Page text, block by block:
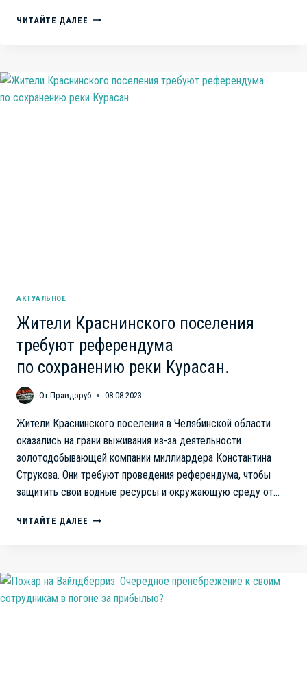
ЧИТАЙТЕ ДАЛЕЕ НЕДОСТАТКИ
КРИТИКОВ
НАТАЛЬИ
АКТУАЛЬНОЕ
Жители Краснинского поселения
требуют референдума
по сохранению реки Курасан.
От Правдоруб 08.08.2023
Жители Краснинского поселения в Челябинской области
оказались на грани выживания из-за деятельности
золотодобывающей компании миллиардера Константина
Струкова. Они требуют проведения референдума, чтобы
защитить свои водные ресурсы и окружающую среду от…
ЧИТАЙТЕ ДАЛЕЕ ЖИТЕЛИ
ПО СОХРАНЕНИЮ РЕКИ КУРАСАН.